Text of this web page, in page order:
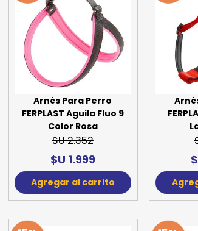
Arnés Para Perro
FERPLAST Aguila Fluo 9
Color Rosa
$U 2.352
$U 1.999
Agregar al carrito